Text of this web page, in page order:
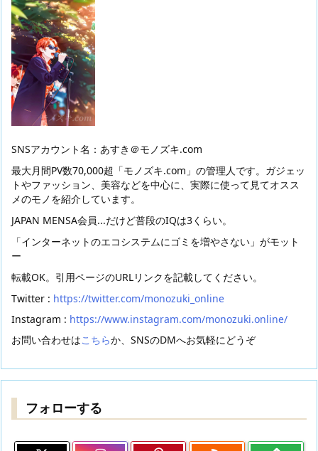
SNSアカウント名：あすき＠モノズキ.com
最大月間PV数70,000超「モノズキ.com」の管理人です。ガジェッ
トやファッション、美容などを中心に、実際に使って見てオスス
メのモノを紹介しています。
JAPAN MENSA会員...だけど普段のIQは3くらい。
「インターネットのエコシステムにゴミを増やさない」がモット
ー
転載OK。引用ページのURLリンクを記載してください。
Twitter : https://twitter.com/monozuki_online
Instagram : https://www.instagram.com/monozuki.online/
お問い合わせはこちらか、SNSのDMへお気軽にどうぞ
フォローする